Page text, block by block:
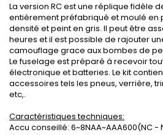
La version RC est une réplique fidèle
entièrement préfabriqué et moulé en
densité et peint en gris. Il peut être
heures et il est possible de rajouter
camouflage grace aux bombes de
Le fuselage est préparé à recevoir
électronique et batteries. Le kit
accessoires tels les pneus, verrière,
etc,.
Caractéristiques techniques:
Accu conseillé: 6~8NAA~AAA600(NC -